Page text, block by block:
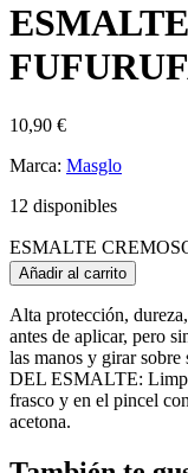
10,90 €
Marca: Masglo
12 disponibles
ESMALTE
Añadir al carrito
Alta protección,
antes de aplicar, pero
las manos y girar
DEL ESMALTE:
frasco y en el pincel
acetona.